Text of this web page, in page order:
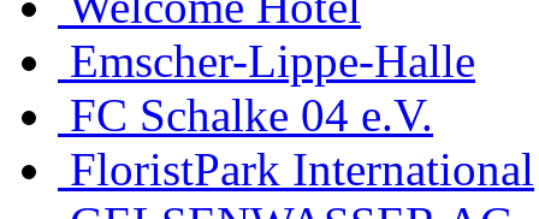
Emscher-Lippe-Halle
FC Schalke 04 e.V.
FloristPark International